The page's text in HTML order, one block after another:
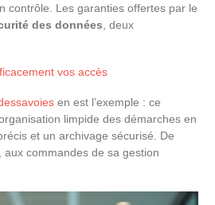
contrôle. Les garanties offertes par le
des données , deux
vos accès
en est l’exemple : ce
limpide des démarches en
et un archivage sécurisé. De
commandes de sa gestion